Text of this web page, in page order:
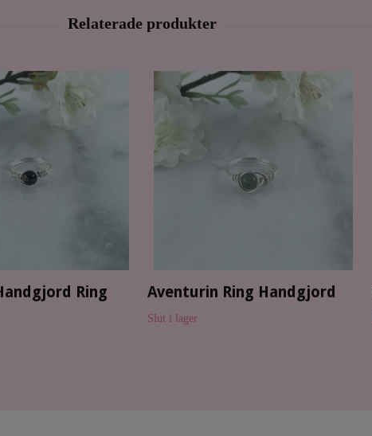
Ring Aventurin Ring Handgjord
Slut i lager